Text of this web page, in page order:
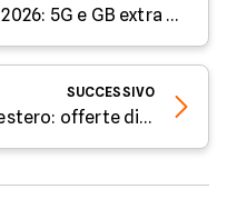
Offerte Spusu di giugno 2026: 5G e GB extra a basso costo
SUCCESSIVO
Tariffe mobile con GB per l'estero: offerte di giugno 2026